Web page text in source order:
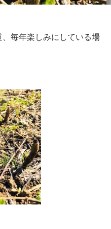
毎年楽しみにしている場